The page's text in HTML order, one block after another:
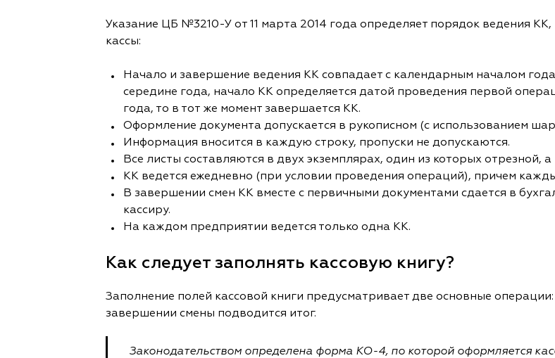
Указание ЦБ №3210-У от 11 марта 2014 года определяет порядок ведения
кассы:
Начало и завершение ведения КК совпадает с календарным началом
середине года, начало КК определяется датой проведения первой
года, то в тот же момент завершается КК.
Оформление документа допускается в рукописном (с использованием
Информация вносится в каждую строку, пропуски не допускаются.
Все листы составляются в двух экземплярах, один из которых отрезной, а
КК ведется ежедневно (при условии проведения операций), причем
В завершении смен КК вместе с первичными документами сдается в
кассиру.
На каждом предприятии ведется только одна КК.
Как следует заполнять кассовую книгу?
Заполнение полей кассовой книги предусматривает две основные
завершении смены подводится итог.
Законодательством определена форма КО-4, по которой оформляется